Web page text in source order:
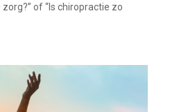
of “Is chiropractie zo